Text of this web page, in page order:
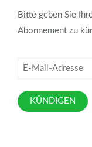
Bitte geben Sie
Abonnement zu
KÜNDIGEN